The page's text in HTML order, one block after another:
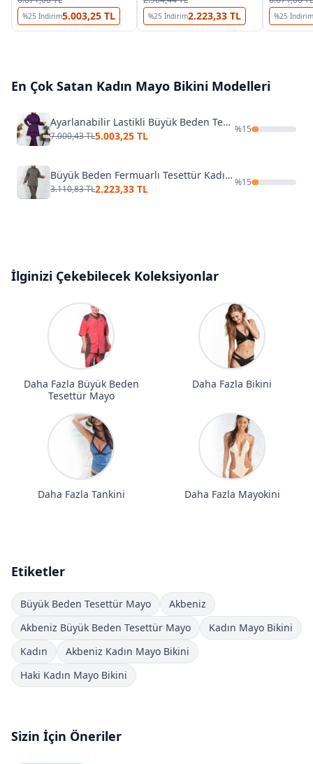
%25 İndirim5.003,25 TL %25 İndirim2.223,33 TL %25 İndirim
En Çok Satan Kadın Mayo Bikini Modelleri
Ayarlanabilir Lastikli Büyük Beden Tesettür Mayo Mor Akbeniz 55015
7.000,43 TL5.003,25 TL
%15
Büyük Beden Fermuarlı Tesettür Kadın Mayo Akbeniz 44010
3.110,83 TL2.223,33 TL
%15
İlginizi Çekebilecek Koleksiyonlar
Daha Fazla Büyük Beden
Tesettür Mayo
Daha Fazla Bikini
Daha Fazla Tankini Daha Fazla Mayokini
Etiketler
Büyük Beden Tesettür Mayo
Akbeniz
Akbeniz Büyük Beden Tesettür Mayo
Kadın Mayo Bikini
Kadın
Akbeniz Kadın Mayo Bikini
Haki Kadın Mayo Bikini
Sizin İçin Öneriler